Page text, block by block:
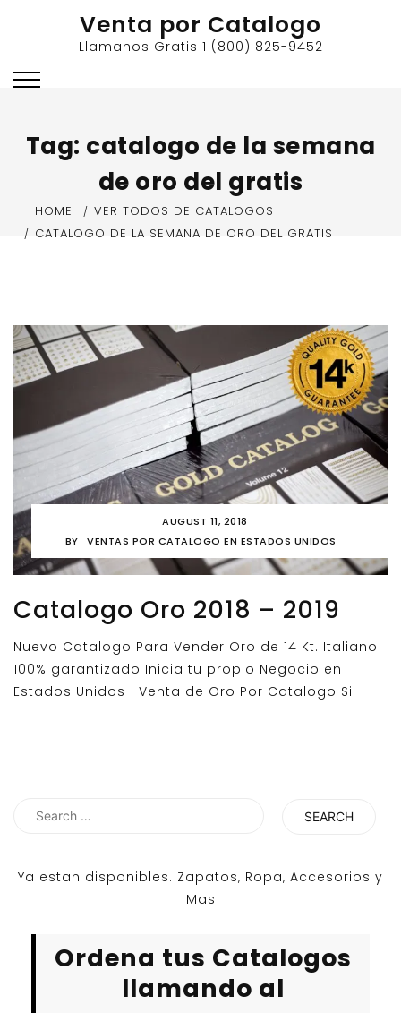
Venta por Catalogo
Llamanos Gratis 1 (800) 825-9452
Tag: catalogo de la semana
de oro del gratis
HOME
VER TODOS DE CATALOGOS
CATALOGO DE LA SEMANA DE ORO DEL GRATIS
AUGUST 11, 2018
BY
VENTAS POR CATALOGO EN ESTADOS UNIDOS
Catalogo Oro 2018 – 2019
Nuevo Catalogo Para Vender Oro de 14 Kt. Italiano
100% garantizado Inicia tu propio Negocio en
Estados Unidos Venta de Oro Por Catalogo Si
Search
Ya estan disponibles. Zapatos, Ropa, Accesorios y
Mas
Ordena tus Catalogos
llamando al